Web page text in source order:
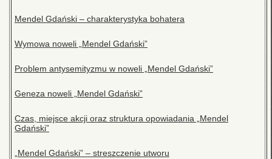
Mendel Gdański – charakterystyka bohatera
Wymowa noweli „Mendel Gdański”
Problem antysemityzmu w noweli „Mendel Gdański”
Geneza noweli „Mendel Gdański”
Czas, miejsce akcji oraz struktura opowiadania „Mendel
Gdański”
„Mendel Gdański” – streszczenie utworu